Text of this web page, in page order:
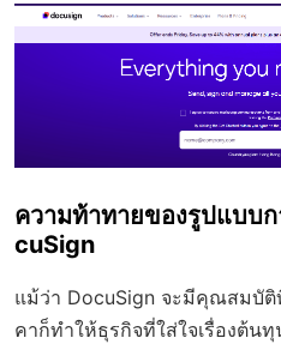
ความท้าทายของรูปแบบ
cuSign
แม้ว่า DocuSign จะมีคุณสมบั
คาก็ทำให้ธุรกิจที่ใส่ใจเรื่องต้น